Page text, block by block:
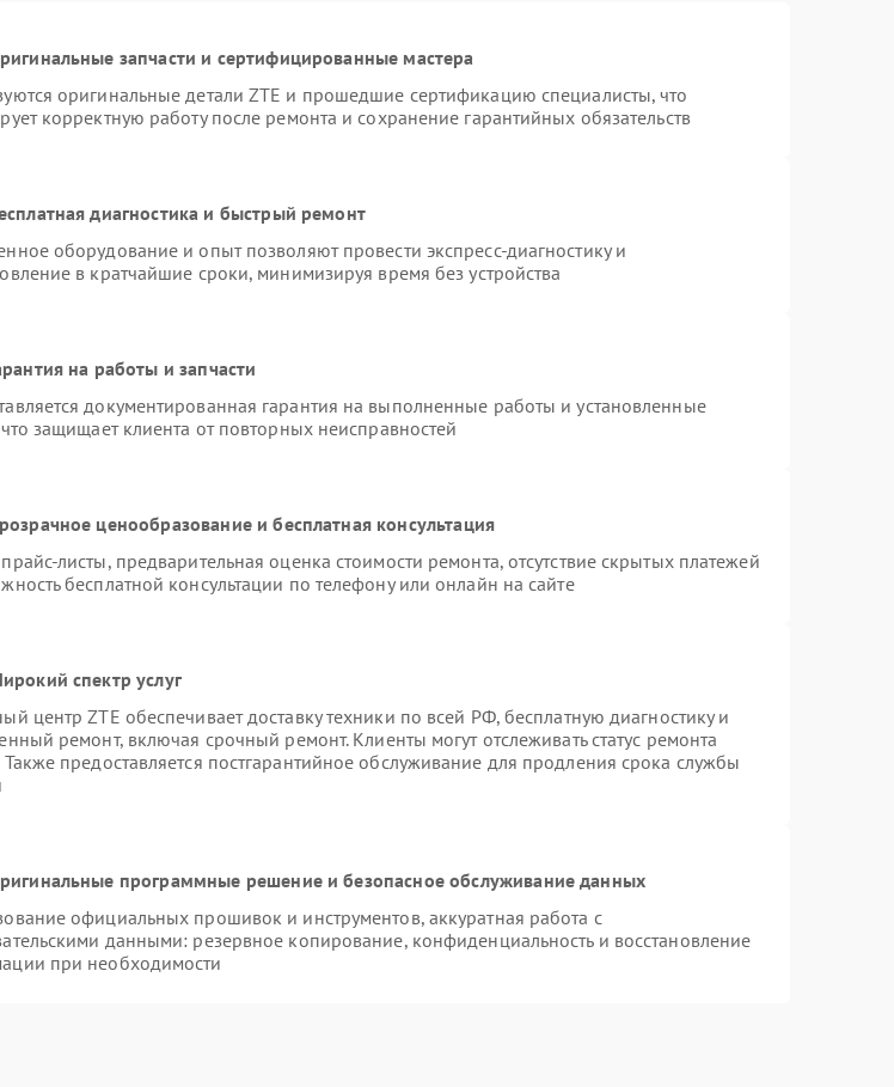
запчасти и сертифицированные мастера
оригинальные детали ZTE и прошедшие сертификацию специалисты, что
корректную работу после ремонта и сохранение гарантийных обязательств
диагностика и быстрый ремонт
оборудование и опыт позволяют провести экспресс-диагностику и
в кратчайшие сроки, минимизируя время без устройства
на работы и запчасти
документированная гарантия на выполненные работы и установленные
защищает клиента от повторных неисправностей
ценообразование и бесплатная консультация
листы, предварительная оценка стоимости ремонта, отсутствие скрытых платежей
бесплатной консультации по телефону или онлайн на сайте
спектр услуг
центр ZTE обеспечивает доставку техники по всей РФ, бесплатную диагностику и
ремонт, включая срочный ремонт. Клиенты могут отслеживать статус ремонта
предоставляется постгарантийное обслуживание для продления срока службы
программные решение и безопасное обслуживание данных
официальных прошивок и инструментов, аккуратная работа с
данными: резервное копирование, конфиденциальность и восстановление
при необходимости